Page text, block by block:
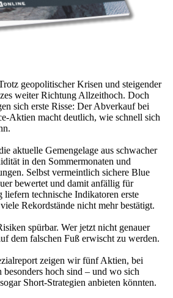
geopolitischer Krisen und steigender
weiter Richtung Allzeithoch. Doch
sich erste Risse: Der Abverkauf bei
Aktien macht deutlich, wie schnell sich
aktuelle Gemengelage aus schwacher
in den Sommermonaten und
Selbst vermeintlich sichere Blue
bewertet und damit anfällig für
technische Indikatoren erste
Rekordstände nicht mehr bestätigt.
spürbar. Wer jetzt nicht genauer
dem falschen Fuß erwischt zu werden.
zeigen wir fünf Aktien, bei
hoch sind – und wo sich
Short-Strategien anbieten könnten.